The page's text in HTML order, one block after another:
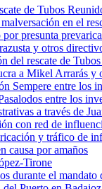
de Tubos
en el
presunta
y otros
del rescate de
a Mikel Arrarás y
Sempere entre los
entre los
a través de
con red de
y tráfico de
causa por amaños
Tirone
durante el mandato